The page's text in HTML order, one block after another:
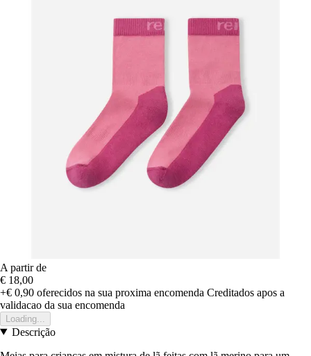
A partir de
€ 18,00
+€ 0,90 oferecidos na sua proxima encomenda Creditados apos a
validacao da sua encomenda
Loading...
Descrição